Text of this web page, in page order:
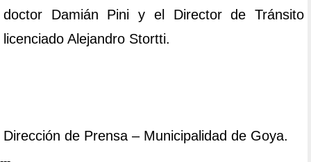
doctor Damián Pini y el Director de Tránsito
licenciado Alejandro Stortti.
Dirección de Prensa – Municipalidad de Goya.